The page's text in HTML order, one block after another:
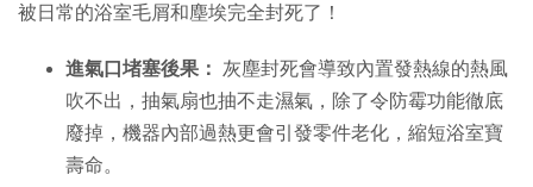
被日常的浴室毛屑和塵埃完全封死了！
進氣口堵塞後果：
灰塵封死會導致內置發熱線的熱風
吹不出，抽氣扇也抽不走濕氣，除了令防霉功能徹底
廢掉，機器內部過熱更會引發零件老化，縮短浴室寶
壽命。